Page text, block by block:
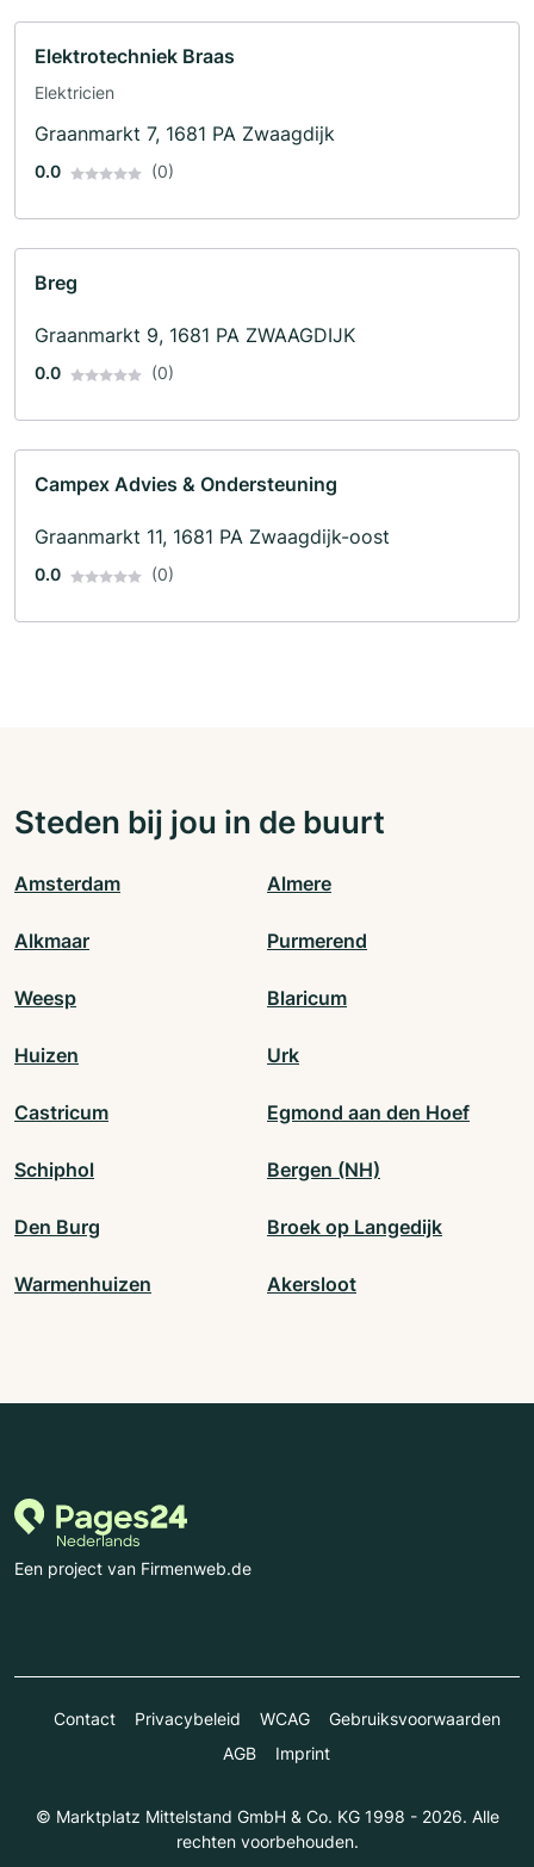
Elektrotechniek Braas
Elektricien
Graanmarkt 7, 1681 PA Zwaagdijk
0.0 (0)
Breg
Graanmarkt 9, 1681 PA ZWAAGDIJK
0.0 (0)
Campex Advies & Ondersteuning
Graanmarkt 11, 1681 PA Zwaagdijk-oost
0.0 (0)
Steden bij jou in de buurt
Amsterdam Almere
Alkmaar Purmerend
Weesp Blaricum
Huizen Urk
Castricum Egmond aan den Hoef
Schiphol Bergen (NH)
Den Burg Broek op Langedijk
Warmenhuizen Akersloot
Een project van Firmenweb.de
Contact Privacybeleid WCAG
Gebruiksvoorwaarden
AGB
Imprint
© Marktplatz Mittelstand GmbH & Co. KG 1998 - 2026. Alle
rechten voorbehouden.